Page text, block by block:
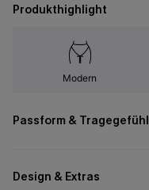
Produkthighlight
Modern
Passform & Tragegefühl
Design & Extras